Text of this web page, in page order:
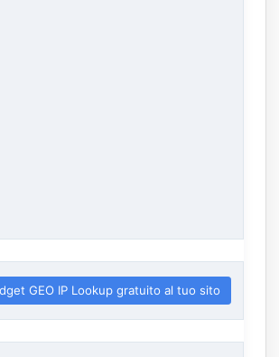
GEO IP Lookup gratuito al tuo sito